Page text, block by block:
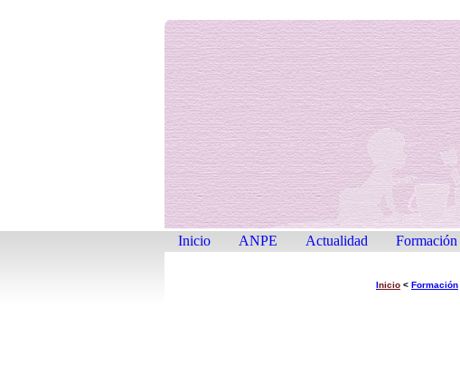
Inicio ANPE Actualidad Formación
Inicio < Formación